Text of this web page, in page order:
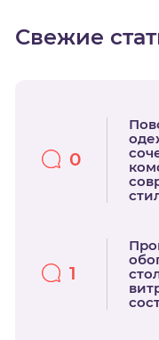
Свежие
0
1